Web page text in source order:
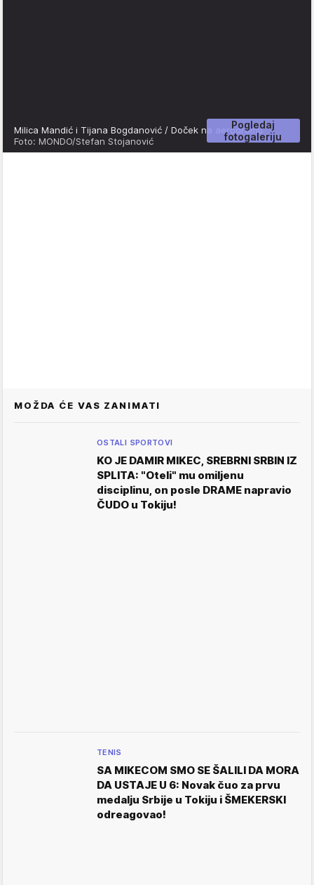
Pogledaj
fotogaleriju
Milica Mandić i Tijana Bogdanović / Doček na aerodromu
Foto: MONDO/Stefan Stojanović
MOŽDA ĆE VAS ZANIMATI
OSTALI SPORTOVI
KO JE DAMIR MIKEC, SREBRNI SRBIN IZ
SPLITA: "Oteli" mu omiljenu
disciplinu, on posle DRAME napravio
ČUDO u Tokiju!
TENIS
SA MIKECOM SMO SE ŠALILI DA MORA
DA USTAJE U 6: Novak čuo za prvu
medalju Srbije u Tokiju i ŠMEKERSKI
odreagovao!